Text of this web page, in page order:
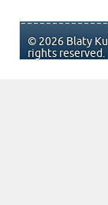
© 2026 Blaty
rights reserved.